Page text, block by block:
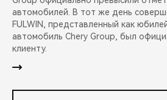
автомобилей. В тот же день
FULWIN, представленный как
автомобиль Chery Group, был
клиенту.